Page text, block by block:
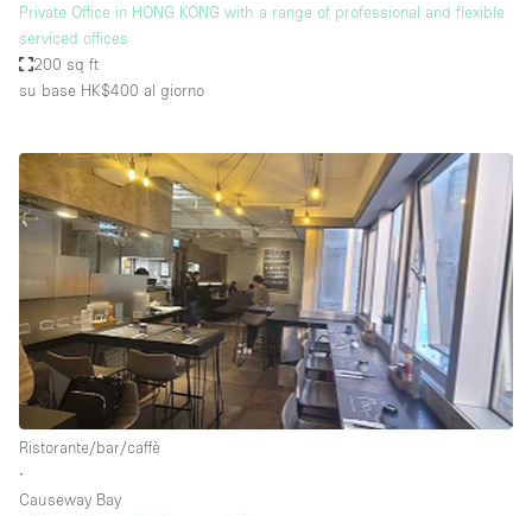
Private Office in HONG KONG with a range of professional and flexible
serviced offices
200 sq ft
su base HK$400 al giorno
Ristorante/bar/caffè
∙
Causeway Bay